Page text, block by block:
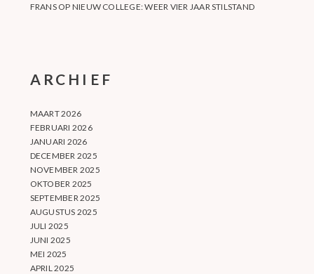
FRANSOP NIEUW COLLEGE: WEER VIER JAAR STILSTAND
ARCHIEF
MAART 2026
FEBRUARI 2026
JANUARI 2026
DECEMBER 2025
NOVEMBER 2025
OKTOBER 2025
SEPTEMBER 2025
AUGUSTUS 2025
JULI 2025
JUNI 2025
MEI 2025
APRIL 2025